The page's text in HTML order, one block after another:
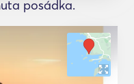
posádka.